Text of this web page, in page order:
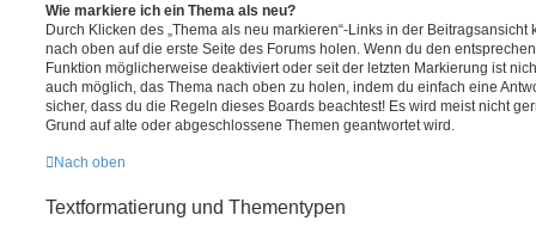
Wie markiere ich ein Thema als neu?
Durch Klicken des „Thema als neu markieren“-Links in der
nach oben auf die erste Seite des Forums holen. Wenn du den
Funktion möglicherweise deaktiviert oder seit der letzten Markierung ist
auch möglich, das Thema nach oben zu holen, indem du einfach eine
sicher, dass du die Regeln dieses Boards beachtest! Es wird meist nicht
Grund auf alte oder abgeschlossene Themen geantwortet wird.
Nach oben
Textformatierung und Thementypen